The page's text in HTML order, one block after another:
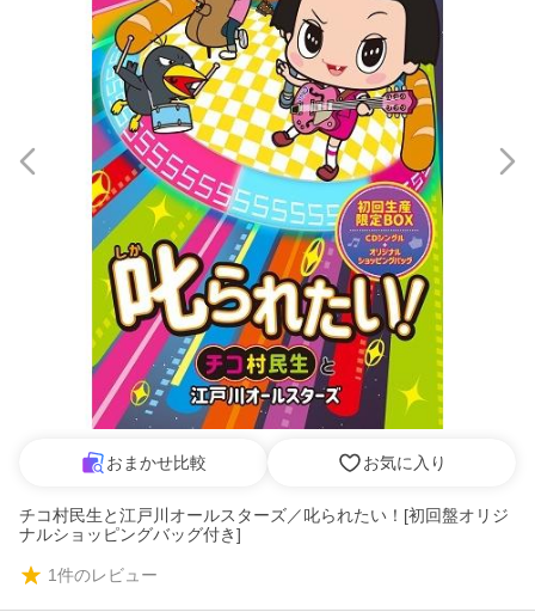
おまかせ比較 お気に入り
チコ村民生と江戸川オールスターズ／叱られたい！[初回盤オリジ
ナルショッピングバッグ付き]
1件のレビュー